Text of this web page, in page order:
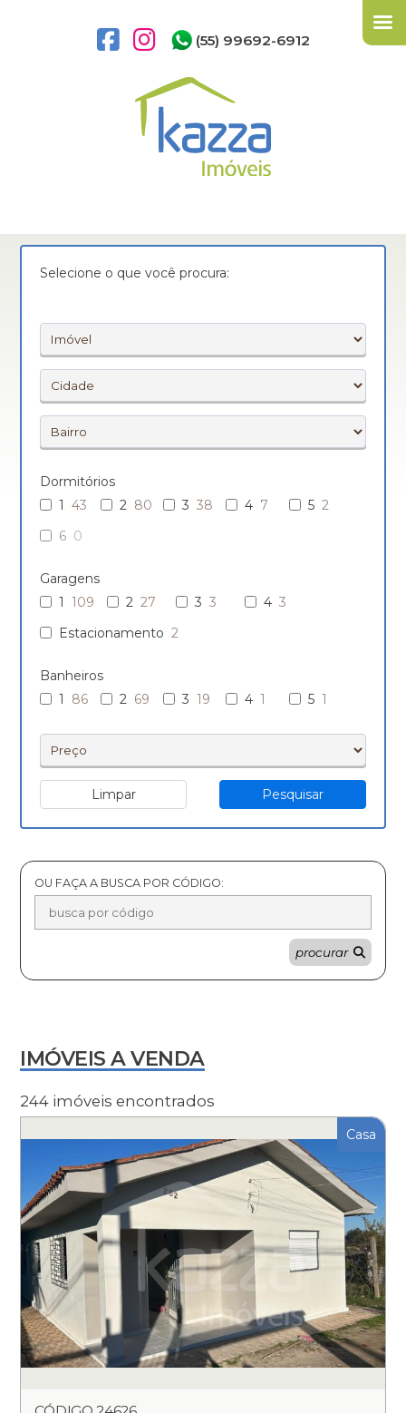
(55) 99692-6912
Selecione o que você procura:
Dormitórios
1 43 2 80 3 38 4 7 5 2
6 0
Garagens
1 109 2 27 3 3 4 3
Estacionamento 2
Banheiros
1
86 2 69 3 19 4 1 5 1
Pesquisar
Limpar
OU FAÇA A BUSCA POR CÓDIGO:
procurar
IMÓVEIS A VENDA
244 imóveis encontrados
Casa